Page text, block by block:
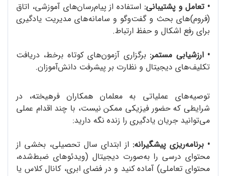
• تعامل و پشتیبانی: استفاده از پیام‌رسان‌های آموزشی، اتاق
(فروم)‌‌های بحث و گفت‌وگو و سامانه‌های مدیریت یادگیری
برای رفع اشکال و حفظ ارتباط.
• ارزشیابی مستمر:برگزاری آزمون‌های کوتاه برخط، دریافت
تکلیف‌های دیجیتال و نظارت بر پیشرفت دانش‌آموزان.
توصیه‌های عملیاتی به معلمان همکاران فرهیخته، در
شرایطی که حضور فیزیکی ممکن نیست، با چند اقدام عملی
می‌توانید جریان یادگیری را زنده نگه دارید:
• برنامه‌ریزی پیشگیرانه: از ابتدای سال تحصیلی، بخشی از
محتوای درسی را به‌صورت دیجیتال (ویدئوهای ضبط‌شده،
محتوای تعاملی) آماده کنید و در فضای ابری، کانال کلاس یا